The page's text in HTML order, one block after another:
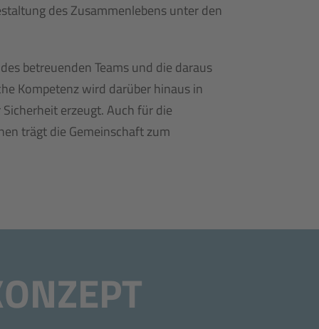
des Zusammenlebens unter den
betreuenden Teams und die daraus
Kompetenz wird darüber hinaus in
erzeugt. Auch für die
trägt die Gemeinschaft zum